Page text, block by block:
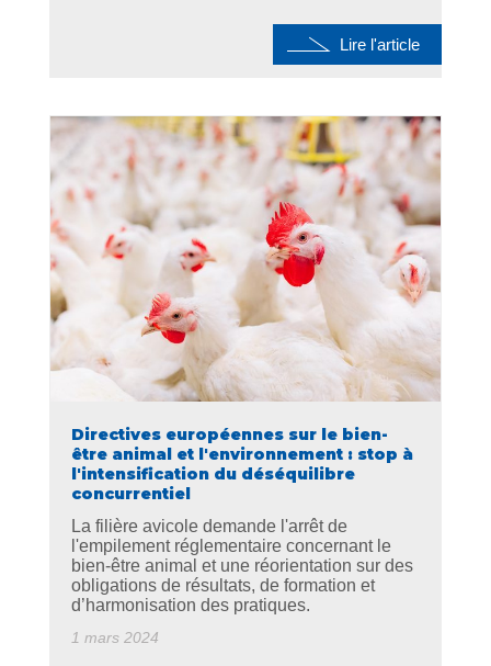
Lire l'article
Directives européennes sur le bien-
être animal et l'environnement : stop à
l'intensification du déséquilibre
concurrentiel
La filière avicole demande l'arrêt de
l'empilement réglementaire concernant le
bien-être animal et une réorientation sur des
obligations de résultats, de formation et
d’harmonisation des pratiques.
1 mars 2024